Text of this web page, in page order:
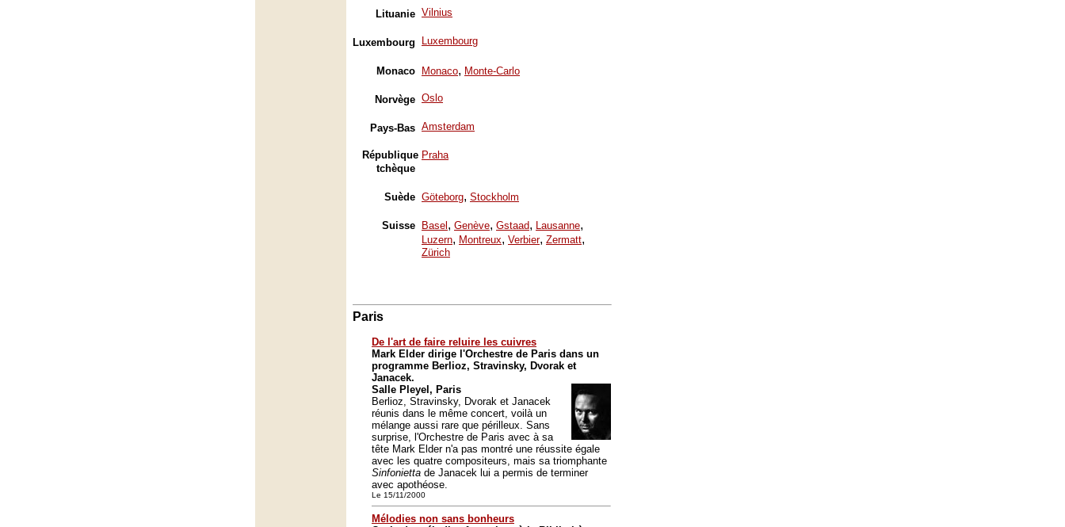
Lituanie Vilnius
Luxembourg Luxembourg
Monaco Monaco, Monte-Carlo
Norvège Oslo
Pays-Bas Amsterdam
République
tchèque
Praha
Suède Göteborg, Stockholm
Suisse Basel , Genève, Gstaad, Lausanne,
Luzern, Montreux, Verbier, Zermatt,
Zürich
Paris
De l'art de faire reluire les cuivres
Mark Elder dirige l'Orchestre de Paris dans un
programme Berlioz, Stravinsky, Dvorak et
Janacek.
Salle Pleyel, Paris
Berlioz, Stravinsky, Dvorak et Janacek
réunis dans le même concert, voilà un
mélange aussi rare que périlleux. Sans
surprise, l'Orchestre de Paris avec à sa
tête Mark Elder n'a pas montré une réussite égale
avec les quatre compositeurs, mais sa triomphante
Sinfonietta de Janacek lui a permis de terminer
avec apothéose.
Le 15/11/2000
Mélodies non sans bonheurs